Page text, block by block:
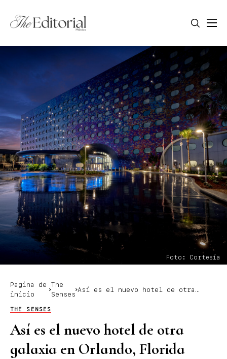
Foto: Cortesía
Pagina de
inicio
The
Senses
Así es el nuevo hotel de otra
THE SENSES
Así es el nuevo hotel de otra
galaxia en Orlando, Florida